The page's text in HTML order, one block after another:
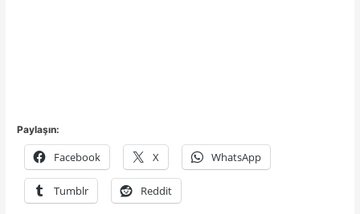
Paylaşın:
Facebook X WhatsApp
Tumblr Reddit